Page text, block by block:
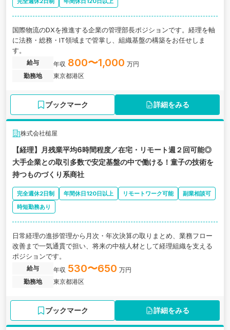
国際物流のDXを推進する企業の管理部長ポジションです。経理を軸
に法務・総務・IT領域まで管掌し、組織基盤の構築をお任せしま
す。
給与 年収 800〜1,000 万円
勤務地
東京都港区
ブックマーク 詳細をみる
株式会社槌屋
【経理】月残業平均6時間程度／在宅・リモート週２回可能◎
大手企業との取引多数で安定基盤の中で働ける！童子の技術を
持つものづくり系商社
完全週休2日制 年間休日120日以上 リモートワーク可能
副業相談可
時短勤務あり
日常経理の進捗管理から月次・年次決算の取りまとめ、業務フロー
改善まで一気通貫で担い、将来の中核人材として経理組織を支える
ポジションです。
給与 年収 530〜650 万円
勤務地
東京都港区
ブックマーク 詳細をみる